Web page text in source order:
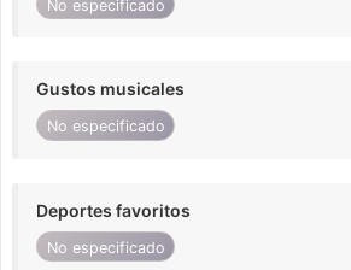
No especificado
Gustos musicales
No especificado
Deportes favoritos
No especificado